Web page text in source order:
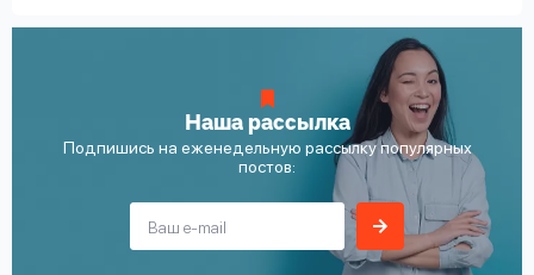
Наша рассылка
Подпишись на еженедельную рассылку популярных
постов: